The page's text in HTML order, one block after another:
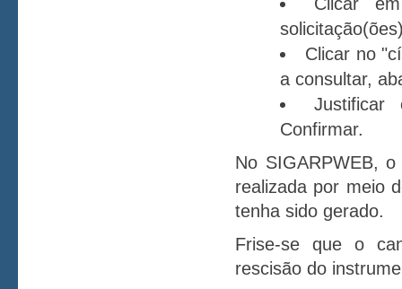
Clicar no
a consultar,
Confirmar.
No SIGARPWEB,
realizada por meio
tenha sido gerado.
Frise-se que o
rescisão do